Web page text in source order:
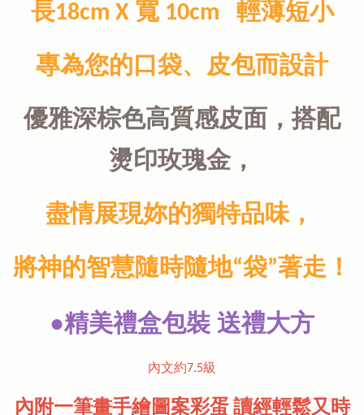
長18cm X 寬 10cm 輕薄短小
專為您的口袋、皮包而設計
優雅深棕色高質感皮面，搭配
燙印玫瑰金，
盡情展現妳的獨特品味，
將神的智慧隨時隨地“袋”著走！
●精美禮盒包裝 送禮大方
內文約7.5級
內附一筆畫手繪圖案彩蛋 讀經輕鬆又時